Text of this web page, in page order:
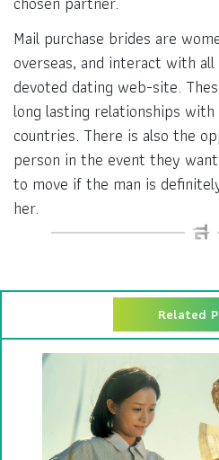
Mail purchase brides are
overseas, and interact with
devoted dating web-site.
long lasting relationships
countries. There is also the
person in the event they
to move if the man is
her.
Related